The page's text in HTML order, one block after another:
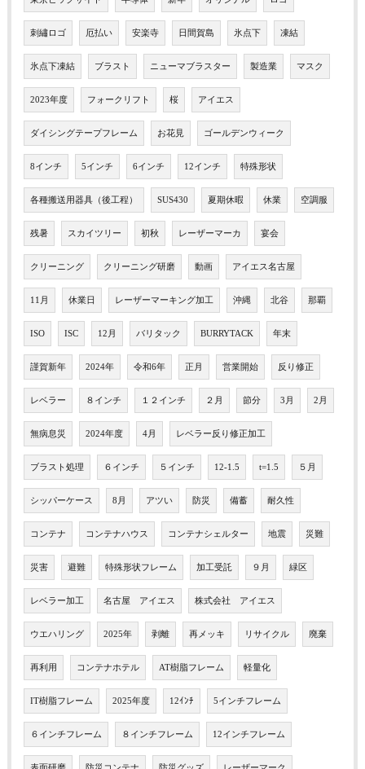
刺繡ロゴ 厄払い 安楽寺 日間賀島 氷点下 凍結
氷点下凍結 ブラスト ニューマブラスター 製造業 マスク
2023年度 フォークリフト 桜 アイエス
ダイシングテープフレーム お花見 ゴールデンウィーク
8インチ 5インチ 6インチ 12インチ 特殊形状
各種搬送用器具（後工程） SUS430 夏期休暇 休業 空調服
残暑 スカイツリー 初秋 レーザーマーカ 宴会
クリーニング クリーニング研磨 動画 アイエス名古屋
11月 休業日 レーザーマーキング加工 沖縄 北谷 那覇
ISO ISC 12月 バリタック BURRYTACK 年末
謹賀新年 2024年 令和6年 正月 営業開始 反り修正
レベラー ８インチ １２インチ ２月 節分 3月 2月
無病息災 2024年度 4月 レベラー反り修正加工
ブラスト処理 ６インチ ５インチ 12-1.5 t=1.5 ５月
シッパーケース 8月 アツい 防災 備蓄 耐久性
コンテナ コンテナハウス コンテナシェルター 地震 災難
災害 避難 特殊形状フレーム 加工受託 ９月 緑区
レベラー加工 名古屋 アイエス 株式会社 アイエス
ウエハリング 2025年 剥離 再メッキ リサイクル 廃棄
再利用 コンテナホテル AT樹脂フレーム 軽量化
IT樹脂フレーム 2025年度 12ｲﾝﾁ 5インチフレーム
６インチフレーム ８インチフレーム 12インチフレーム